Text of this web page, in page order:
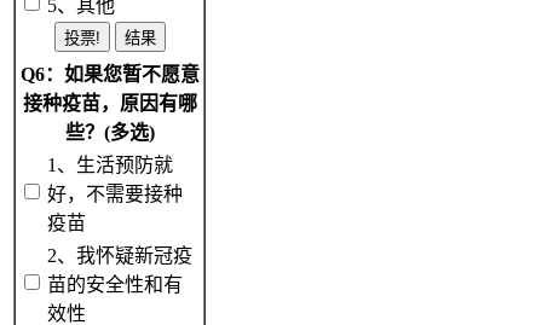
5、其他
Q6：如果您暂不愿意
接种疫苗，原因有哪
些？(多选)
1、生活预防就
好，不需要接种
疫苗
2、我怀疑新冠疫
苗的安全性和有
效性